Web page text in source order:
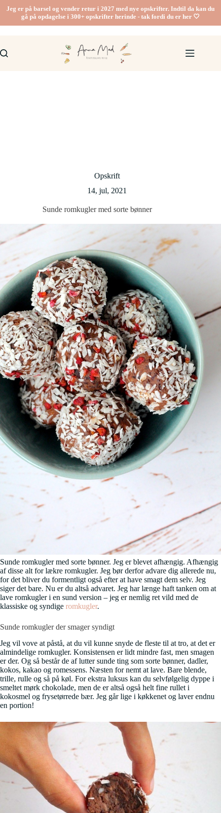
indhold
Jeg er på barsel og vender retur i 2027 med nye opskrifter. Indtil da kan du
gå på opdagelse i 300+ opskrifter herinde - tak fordi du er her 🤍
Opskrift
14, jul, 2021
Sunde romkugler med sorte bønner
Sunde romkugler med sorte bønner. Jeg er blevet afhængig. Afhængig
af disse alt for lækre romkugler. Jeg bør derfor advare dig allerede nu,
for det bliver du formentligt også efter at have smagt dem selv. Jeg
siger det bare. Nu er du altså advaret. Jeg har længe haft tanken om at
lave romkugler i en sund version – jeg er nemlig ret vild med de
klassiske og syndige romkugler.
Sunde romkugler der smager syndigt
Jeg vil vove at påstå, at du vil kunne snyde de fleste til at tro, at det er
almindelige romkugler. Konsistensen er lidt mindre fast, men smagen
er der. Og så består de af lutter sunde ting som sorte bønner, dadler,
kokos, kakao og romessens. Næsten for nemt at lave. Bare blende,
trille, rulle og så på køl. For ekstra luksus kan du selvfølgelig dyppe i
smeltet mørk chokolade, men de er altså også helt fine rullet i
kokosmel og frysetørrede bær. Jeg går lige i køkkenet og laver endnu
en portion!